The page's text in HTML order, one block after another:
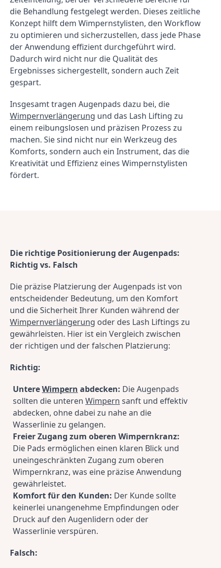
die Behandlung festgelegt werden. Dieses zeitliche
Konzept hilft dem Wimpernstylisten, den Workflow
zu optimieren und sicherzustellen, dass jede Phase
der Anwendung effizient durchgeführt wird.
Dadurch wird nicht nur die Qualität des
Ergebnisses sichergestellt, sondern auch Zeit
gespart.
Wimpernverlängerung und das Lash Lifting zu
einem reibungslosen und präzisen Prozess zu
machen. Sie sind nicht nur ein Werkzeug des
Komforts, sondern auch ein Instrument, das die
Kreativität und Effizienz eines Wimpernstylisten
fördert.
Die richtige Positionierung der Augenpads:
Richtig vs. Falsch
Die präzise Platzierung der Augenpads ist von
entscheidender Bedeutung, um den Komfort
Wimpernverlängerung oder des Lash Liftings zu
gewährleisten. Hier ist ein Vergleich zwischen
der richtigen und der falschen Platzierung:
Richtig:
Untere Wimpern abdecken: Die Augenpads
sollten die unteren Wimpern sanft und effektiv
abdecken, ohne dabei zu nahe an die
Wasserlinie zu gelangen.
Freier Zugang zum oberen Wimpernkranz:
Die Pads ermöglichen einen klaren Blick und
uneingeschränkten Zugang zum oberen
Wimpernkranz, was eine präzise Anwendung
gewährleistet.
Komfort für den Kunden: Der Kunde sollte
keinerlei unangenehme Empfindungen oder
Druck auf den Augenlidern oder der
Wasserlinie verspüren.
Falsch: